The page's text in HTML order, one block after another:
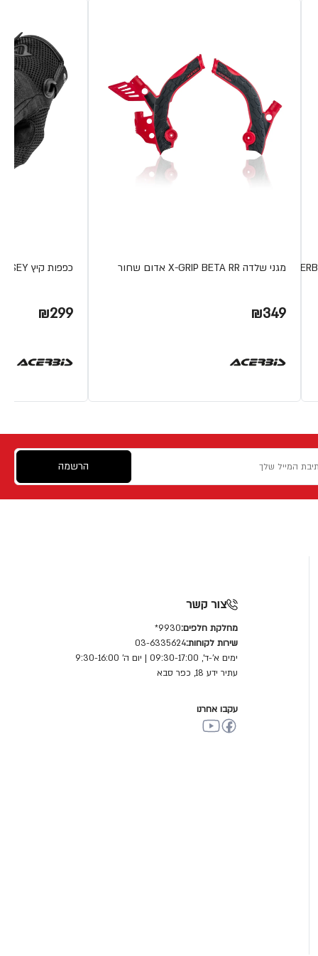
מגני שלדה X-GRIP BETA RR אדום שחור
₪349
כפפות קיץ RAMSEY מבית ACERBIS
₪299
הרשמה
צור קשר
מחלקת חלפים:9930*
שירות לקוחות:03-6335624
ימים א'-ד', 09:30-17:00 | יום ה' 9:30-16:00
עתיר ידע 18, כפר סבא
עקבו אחרנו